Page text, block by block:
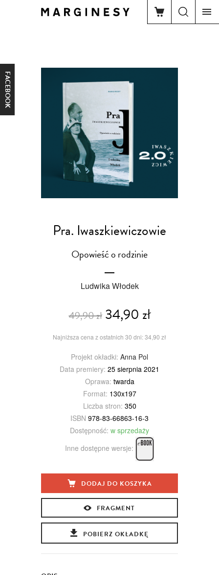
FACEBOOK
Pra. Iwaszkiewiczowie
Opowieść o rodzinie
Ludwika Włodek
49,90 zł34,90 zł
Najniższa cena z ostatnich 30 dni: 34,90 zł
Projekt okładki: Anna Pol
Data premiery: 25 sierpnia 2021
Oprawa: twarda
Format: 130x197
Liczba stron: 350
ISBN 978-83-66863-16-3
Dostępność: w sprzedaży
Inne dostępne wersje:
DODAJ DO KOSZYKA
FRAGMENT
POBIERZ OKŁADKĘ